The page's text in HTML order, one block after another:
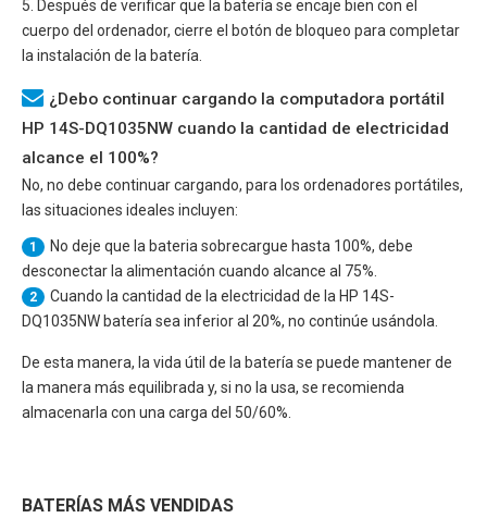
5. Después de verificar que la batería se encaje bien con el
cuerpo del ordenador, cierre el botón de bloqueo para completar
la instalación de la batería.
¿Debo continuar cargando la computadora portátil
HP 14S-DQ1035NW cuando la cantidad de electricidad
alcance el 100%?
No, no debe continuar cargando, para los ordenadores portátiles,
las situaciones ideales incluyen:
1
No deje que la bateria sobrecargue hasta 100%, debe
desconectar la alimentación cuando alcance al 75%.
2 Cuando la cantidad de la electricidad de la HP 14S-
DQ1035NW batería sea inferior al 20%, no continúe usándola.
De esta manera, la vida útil de la batería se puede mantener de
la manera más equilibrada y, si no la usa, se recomienda
almacenarla con una carga del 50/60%.
BATERÍAS MÁS VENDIDAS